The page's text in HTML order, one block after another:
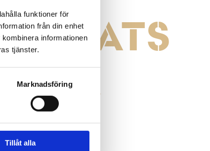
funktioner för
från din enhet
informationen
tjänster.
Marknadsföring
Tillåt alla